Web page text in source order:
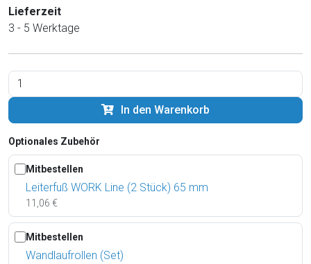
Lieferzeit
3 - 5 Werktage
In den Warenkorb
Optionales Zubehör
Mitbestellen
Leiterfuß WORK Line (2 Stück) 65 mm
11,06 €
Mitbestellen
Wandlaufrollen (Set)